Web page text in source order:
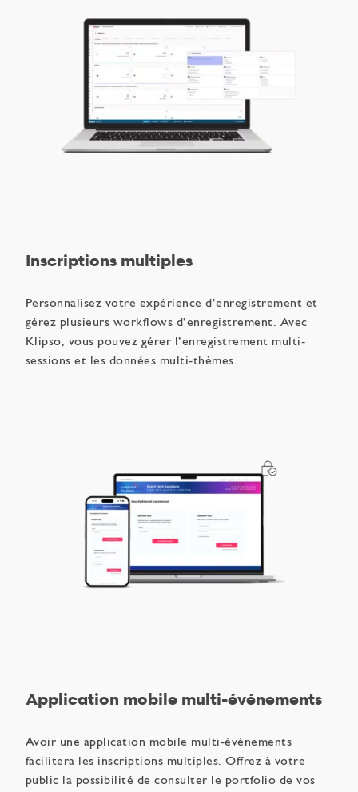
Inscriptions multiples
Personnalisez votre expérience d’enregistrement et
gérez plusieurs workflows d’enregistrement. Avec
Klipso, vous pouvez gérer l’enregistrement multi-
sessions et les données multi-thèmes.
Application mobile multi-événements
Avoir une application mobile multi-événements
facilitera les inscriptions multiples. Offrez à votre
public la possibilité de consulter le portfolio de vos